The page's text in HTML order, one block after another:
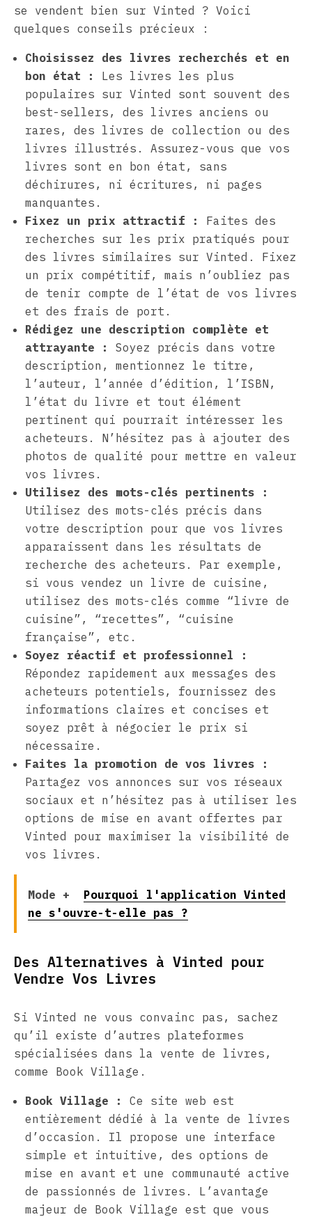
se vendent bien sur Vinted ? Voici
quelques conseils précieux :
Choisissez des livres recherchés et en
bon état :
Les livres les plus
populaires sur Vinted sont souvent des
best-sellers, des livres anciens ou
rares, des livres de collection ou des
livres illustrés. Assurez-vous que vos
livres sont en bon état, sans
déchirures, ni écritures, ni pages
manquantes.
Fixez un prix attractif :
Faites des
recherches sur les prix pratiqués pour
des livres similaires sur Vinted. Fixez
un prix compétitif, mais n’oubliez pas
de tenir compte de l’état de vos livres
et des frais de port.
Rédigez une description complète et
attrayante :
Soyez précis dans votre
description, mentionnez le titre,
l’auteur, l’année d’édition, l’ISBN,
l’état du livre et tout élément
pertinent qui pourrait intéresser les
acheteurs. N’hésitez pas à ajouter des
photos de qualité pour mettre en valeur
vos livres.
Utilisez des mots-clés pertinents :
Utilisez des mots-clés précis dans
votre description pour que vos livres
apparaissent dans les résultats de
recherche des acheteurs. Par exemple,
si vous vendez un livre de cuisine,
utilisez des mots-clés comme “livre de
cuisine”, “recettes”, “cuisine
française”, etc.
Soyez réactif et professionnel :
Répondez rapidement aux messages des
acheteurs potentiels, fournissez des
informations claires et concises et
soyez prêt à négocier le prix si
nécessaire.
Faites la promotion de vos livres :
Partagez vos annonces sur vos réseaux
sociaux et n’hésitez pas à utiliser les
options de mise en avant offertes par
Vinted pour maximiser la visibilité de
vos livres.
Mode +
Pourquoi l'application Vinted
ne s'ouvre-t-elle pas ?
Des Alternatives à Vinted pour
Vendre Vos Livres
Si Vinted ne vous convainc pas, sachez
qu’il existe d’autres plateformes
spécialisées dans la vente de livres,
comme Book Village.
Book Village :
Ce site web est
entièrement dédié à la vente de livres
d’occasion. Il propose une interface
simple et intuitive, des options de
mise en avant et une communauté active
de passionnés de livres. L’avantage
majeur de Book Village est que vous